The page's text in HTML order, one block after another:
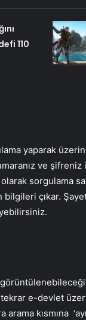
110
yaparak
ve şifreniz
sorgulama
çıkar.
e-devlet
kısmına